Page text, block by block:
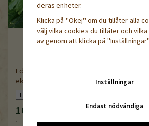
Eduardo, pelleterat,
ekologiskt frö
109 kr 44 kr
deras enheter.
Klicka på "Okej" om du tillåter alla
välj vilka cookies du tillåter och vilka
av genom att klicka på
Inställningar
Endast nödvändiga